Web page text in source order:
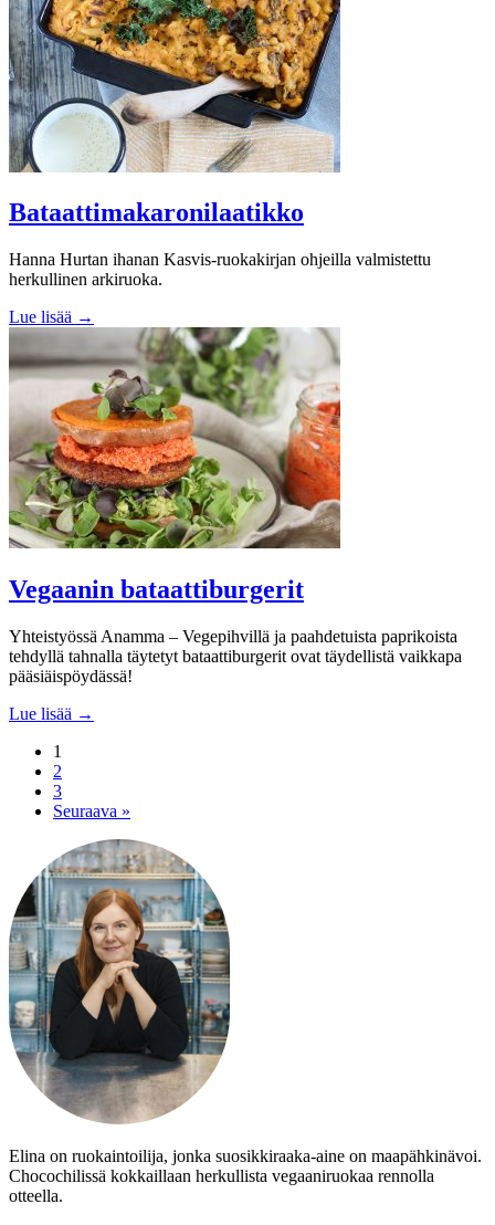
Bataattimakaronilaatikko
Hanna Hurtan ihanan Kasvis-ruokakirjan ohjeilla valmistettu
herkullinen arkiruoka.
Lue lisää →
Vegaanin bataattiburgerit
Yhteistyössä Anamma – Vegepihvillä ja paahdetuista paprikoista
tehdyllä tahnalla täytetyt bataattiburgerit ovat täydellistä vaikkapa
pääsiäispöydässä!
Lue lisää →
1
2
3
Seuraava »
Elina on ruokaintoilija, jonka suosikkiraaka-aine on maapähkinävoi.
Chocochilissä kokkaillaan herkullista vegaaniruokaa rennolla
otteella.